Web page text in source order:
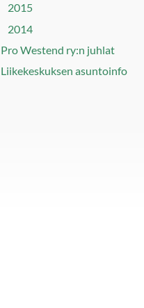
2015
2014
Pro Westend ry:n juhlat
Liikekeskuksen asuntoinfo